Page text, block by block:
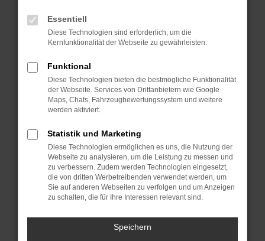
anderen Browser oder in einem privaten
Fenster?
Starte dein Gerät neu.
Probleme zu beheben.
Stelle sicher, dass dein Browser und dein
Betriebssystem auf dem neuesten Stand
sind.
Veraltete Software birgt nicht nur ein
Sicherheitsrisiko, sondern kann auch dazu
führen, dass bestimmte Funktionen nicht mehr
unterstützt werden.
Wende dich an den Webseitenbetreiber.
Wenn du alle oben genannten Schritte versucht
versuchen, das Problem zu beheben. Du kannst
Essentiell
Diese Technologien sind erforderlich, um die
Kernfunktionalität der Webseite zu gewährleisten.
Funktional
Diese Technologien bieten die bestmögliche Funktionalität
der Webseite. Services von Drittanbietern wie Google
Maps, Chats, Fahrzeugbewertungssystem und weitere
werden aktiviert.
Statistik und Marketing
Diese Technologien ermöglichen es uns, die Nutzung der
Webseite zu analysieren, um die Leistung zu messen und
zu verbessern. Zudem werden Technologien eingesetzt,
die von dritten Werbetreibenden verwendet werden, um
Sie auf anderen Webseiten zu verfolgen und um Anzeigen
zu schalten, die für Ihre Interessen relevant sind.
Speichern